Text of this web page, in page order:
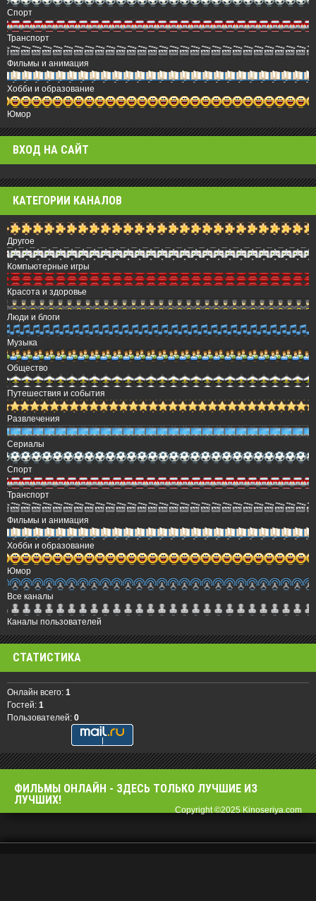
Спорт
Транспорт
Фильмы и анимация
Хобби и образование
Юмор
ВХОД НА САЙТ
КАТЕГОРИИ КАНАЛОВ
Другое
Компьютерные игры
Красота и здоровье
Люди и блоги
Музыка
Общество
Путешествия и события
Развлечения
Сериалы
Спорт
Транспорт
Фильмы и анимация
Хобби и образование
Юмор
Все каналы
Каналы пользователей
СТАТИСТИКА
Онлайн всего: 1
Гостей: 1
Пользователей: 0
ФИЛЬМЫ OНЛАЙН - ЗДЕСЬ ТОЛЬКО ЛУЧШИЕ ИЗ
ЛУЧШИХ!
Copyright ©2025 Kinoseriya.com